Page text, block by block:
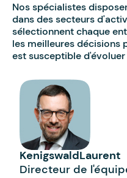
Nos spécialistes
dans des secteurs
sélectionnent chaque
les meilleures décisions
est susceptible
KenigswaldLaurent
Directeur de